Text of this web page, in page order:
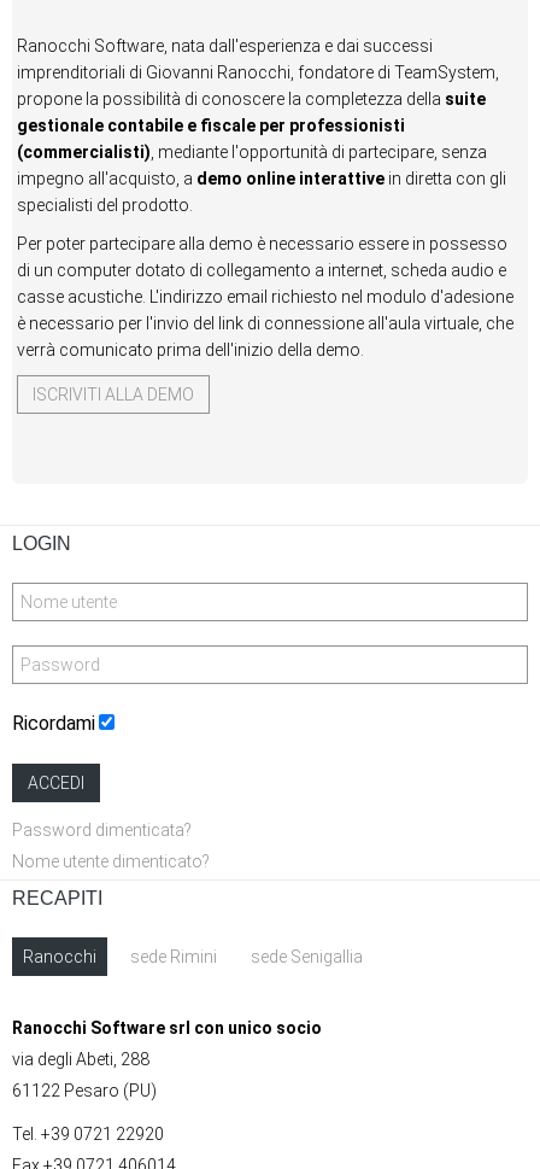
Ranocchi Software, nata dall'esperienza e dai successi
imprenditoriali di Giovanni Ranocchi, fondatore di TeamSystem,
propone la possibilità di conoscere la completezza della suite
gestionale contabile e fiscale per professionisti
(commercialisti) , mediante l'opportunità di partecipare, senza
impegno all'acquisto, a demo online interattive in diretta con gli
specialisti del prodotto.
Per poter partecipare alla demo è necessario essere in possesso
di un computer dotato di collegamento a internet, scheda audio e
casse acustiche. L'indirizzo email richiesto nel modulo d'adesione
è necessario per l'invio del link di connessione all'aula virtuale, che
verrà comunicato prima dell'inizio della demo.
ISCRIVITI ALLA DEMO
LOGIN
Ricordami
ACCEDI
Password dimenticata?
Nome utente dimenticato?
RECAPITI
Ranocchi sede Rimini sede Senigallia
Ranocchi Software srl con unico socio
via degli Abeti, 288
61122 Pesaro (PU)
Tel. +39 0721 22920